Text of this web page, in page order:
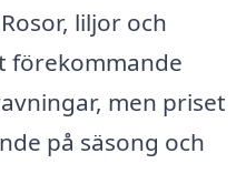
Rosor, liljor och
förekommande
men priset
på säsong och